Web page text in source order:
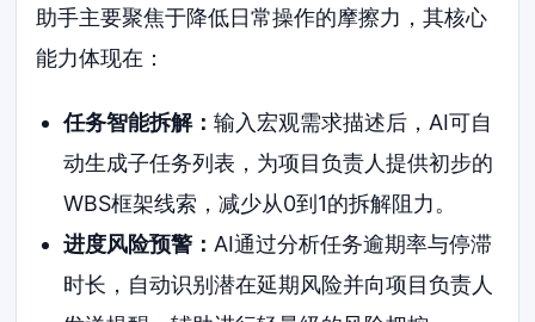
助手主要聚焦于降低日常操作的摩擦力，其核心
能力体现在：
任务智能拆解： 输入宏观需求描述后，AI可自
动生成子任务列表，为项目负责人提供初步的
WBS框架线索，减少从0到1的拆解阻力。
进度风险预警： AI通过分析任务逾期率与停滞
时长，自动识别潜在延期风险并向项目负责人